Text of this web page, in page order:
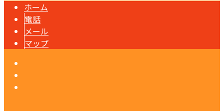
ホーム
電話
メール
マップ